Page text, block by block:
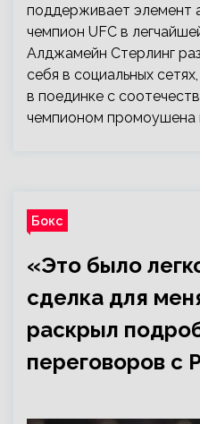
поддерживает элемент
чемпион UFC в
Алджамейн Стерлинг
себя в социальных
в поединке с
чемпионом промоушена
Бокс
«Это было
сделка для
раскрыл
переговоров с